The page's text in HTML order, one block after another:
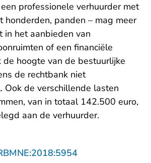
professionele verhuurder met
honderden, panden – mag meer
in het aanbieden van
of een financiële
de hoogte van de bestuurlijke
de rechtbank niet
Ook de verschillende lasten
van in totaal 142.500 euro,
aan de verhuurder.
- U verlaat